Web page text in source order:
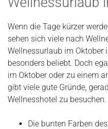
Wenn die Tage kürzer
sehen sich viele nach
Wellnessurlaub im Oktober
besonders beliebt. Doch
im Oktober oder zu einem
gibt viele gute Gründe,
Wellnesshotel zu besuchen.
Die bunten Farben